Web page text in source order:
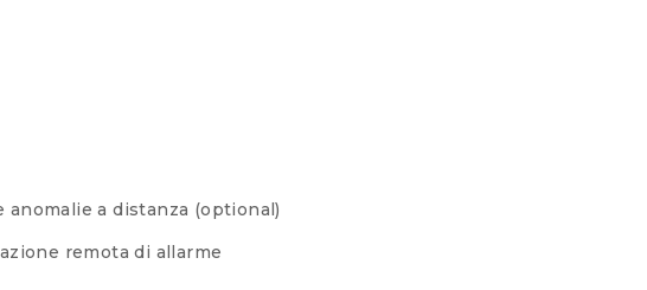
a distanza (optional)
remota di allarme